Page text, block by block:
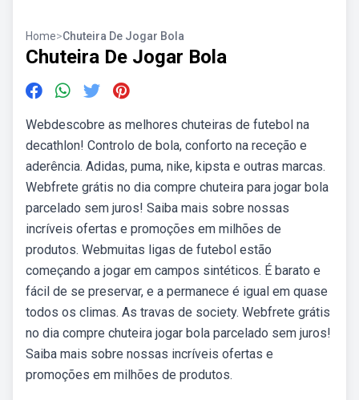
Home>Chuteira De Jogar Bola
Chuteira De Jogar Bola
Webdescobre as melhores chuteiras de futebol na
decathlon! Controlo de bola, conforto na receção e
aderência. Adidas, puma, nike, kipsta e outras marcas.
Webfrete grátis no dia compre chuteira para jogar bola
parcelado sem juros! Saiba mais sobre nossas
incríveis ofertas e promoções em milhões de
produtos. Webmuitas ligas de futebol estão
começando a jogar em campos sintéticos. É barato e
fácil de se preservar, e a permanece é igual em quase
todos os climas. As travas de society. Webfrete grátis
no dia compre chuteira jogar bola parcelado sem juros!
Saiba mais sobre nossas incríveis ofertas e
promoções em milhões de produtos.